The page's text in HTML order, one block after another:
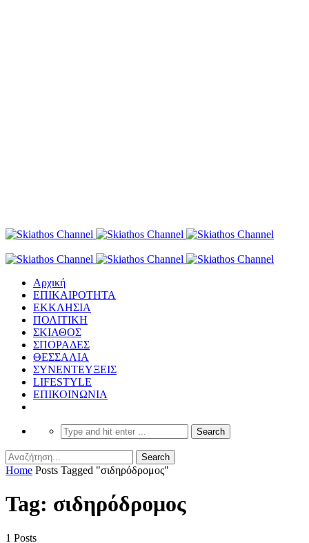
Αρχική
ΕΠΙΚΑΙΡΟΤΗΤΑ
ΕΚΚΛΗΣΙΑ
ΠΟΛΙΤΙΚΗ
ΣΚΙΑΘΟΣ
ΣΠΟΡΑΔΕΣ
ΘΕΣΣΑΛΙΑ
ΣΥΝΕΝΤΕΥΞΕΙΣ
LIFESTYLE
ΕΠΙΚΟΙΝΩΝΙΑ
Home Posts Tagged "σιδηρόδρομος"
Tag: σιδηρόδρομος
1 Posts